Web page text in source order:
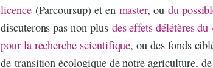
licence(Parcoursup) et en master, ou du
discuterons pas non plus des effets délétères
pour la recherche scientifique, ou des fonds
de transition écologique de notre agriculture,